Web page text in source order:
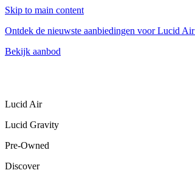
Skip to main content
Ontdek de nieuwste aanbiedingen voor Lucid
Bekijk aanbod
Lucid Air
Lucid Gravity
Pre-Owned
Discover